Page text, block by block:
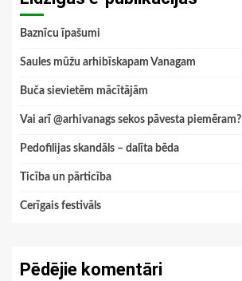
Baznīcu īpašumi
Saules mūžu arhibīskapam Vanagam
Buča sievietēm mācītājām
Vai arī @arhivanags sekos pāvesta piemēram?
Pedofilijas skandāls – dalīta bēda
Ticība un pārticība
Cerīgais festivāls
Pēdējie komentāri